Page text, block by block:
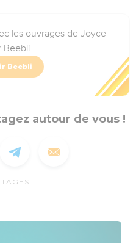
les ouvrages de Joyce
Beebli.
Beebli
autour de vous !